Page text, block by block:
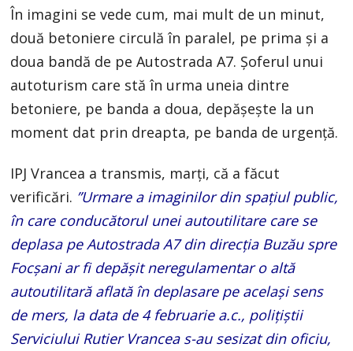
În imagini se vede cum, mai mult de un minut,
două betoniere circulă în paralel, pe prima şi a
doua bandă de pe Autostrada A7. Şoferul unui
autoturism care stă în urma uneia dintre
betoniere, pe banda a doua, depăşeşte la un
moment dat prin dreapta, pe banda de urgenţă.
IPJ Vrancea a transmis, marţi, că a făcut
verificări. ”Urmare a imaginilor din spaţiul public,
în care conducătorul unei autoutilitare care se
deplasa pe Autostrada A7 din direcţia Buzău spre
Focşani ar fi depăşit neregulamentar o altă
autoutilitară aflată în deplasare pe acelaşi sens
de mers, la data de 4 februarie a.c., poliţiştii
Serviciului Rutier Vrancea s-au sesizat din oficiu,